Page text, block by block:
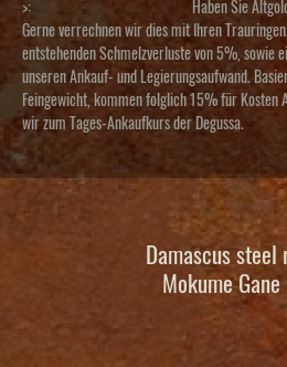
>:
Haben Sie
Gerne verrechnen wir dies mit Ihren
entstehenden Schmelzverluste von 5%, sowie
unseren Ankauf- und Legierungsaufwand.
Feingewicht, kommen folglich 15% für Kosten
wir zum Tages-Ankaufkurs der Degussa.
Damascus
Mokume Gane